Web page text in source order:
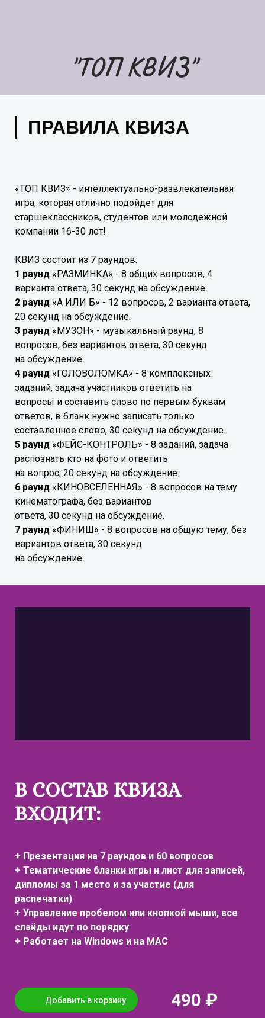
"ТОП КВИЗ"
ПРАВИЛА КВИЗА
«ТОП КВИЗ» - интеллектуально-развлекательная
игра, которая отлично подойдет для
старшеклассников, студентов или молодежной
компании 16-30 лет!
КВИЗ состоит из 7 раундов:
1 раунд «РАЗМИНКА» - 8 общих вопросов, 4
варианта ответа, 30 секунд на обсуждение.
2 раунд «А ИЛИ Б» - 12 вопросов, 2 варианта ответа,
20 секунд на обсуждение.
3 раунд «МУЗОН» - музыкальный раунд, 8
вопросов, без вариантов ответа, 30 секунд
на обсуждение.
4 раунд «ГОЛОВОЛОМКА» - 8 комплексных
заданий, задача участников ответить на
вопросы и составить слово по первым буквам
ответов, в бланк нужно записать только
составленное слово, 30 секунд на обсуждение.
5 раунд «ФЕЙС-КОНТРОЛЬ» - 8 заданий, задача
распознать кто на фото и ответить
на вопрос, 20 секунд на обсуждение.
6 раунд «КИНОВСЕЛЕННАЯ» - 8 вопросов на тему
кинематографа, без вариантов
ответа, 30 секунд на обсуждение.
7 раунд «ФИНИШ» - 8 вопросов на общую тему, без
вариантов ответа, 30 секунд
на обсуждение.
В СОСТАВ КВИЗА
ВХОДИТ:
+ Презентация на 7 раундов и 60 вопросов
+ Тематические бланки игры и лист для записей,
дипломы за 1 место и за участие (для
распечатки)
+ Управление пробелом или кнопкой мыши, все
слайды идут по порядку
+ Работает на Windows и на MAC
Добавить в корзину 490 ₽